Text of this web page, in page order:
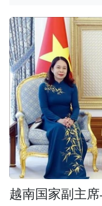
越南国家副主